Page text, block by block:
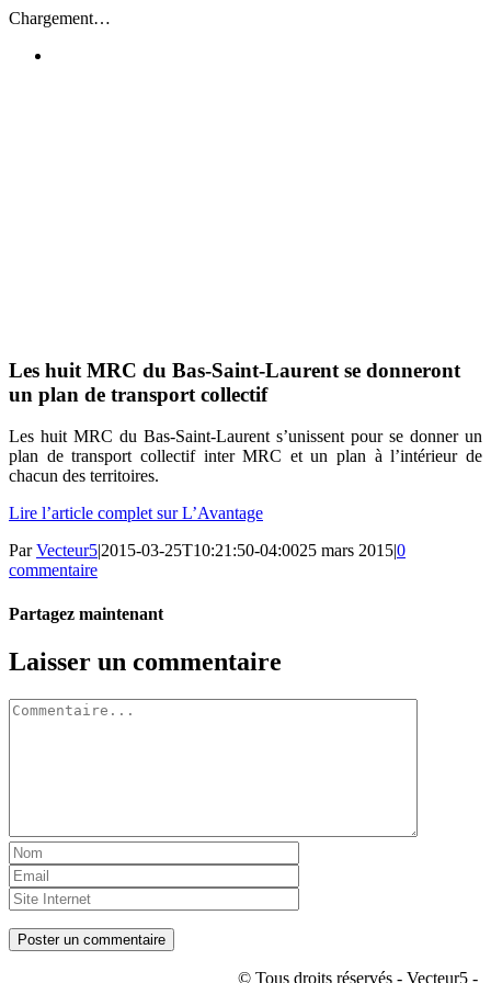
Passer
contenu
Chargement…
Les huit MRC du Bas-Saint-Laurent se donneront
un plan de transport collectif
Les huit MRC du Bas-Saint-Laurent s’unissent pour se donner un
plan de transport collectif inter MRC et un plan à l’intérieur de
chacun des territoires.
Lire l’article complet sur L’Avantage
ParVecteur5|2015-03-25T10:21:50-04:0025 mars 2015|0
commentaire
Partagez maintenant
Facebook
Twitter
LinkedIn
Tumblr
Pinterest
Email
Laisser un commentaire
Commentaire
© Tous droits réservés - Vecteur5 -